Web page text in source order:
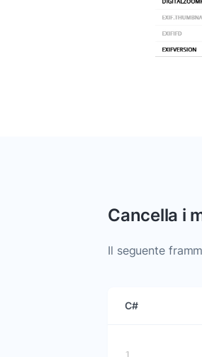
Cancella i
Il seguente
C#